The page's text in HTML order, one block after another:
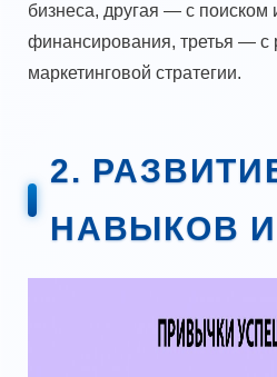
бизнеса, другая — с поиском
финансирования, третья — с
маркетинговой стратегии.
2.
НАВЫКОВ